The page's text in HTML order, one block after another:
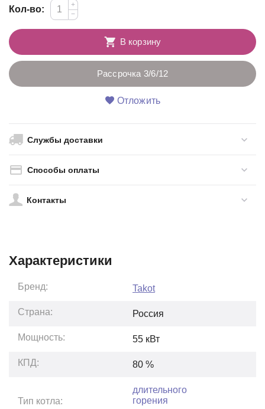
Кол-во:
+
−
В корзину
Рассрочка 3/6/12
Отложить
Службы доставки
Способы оплаты
Контакты
Характеристики
Бренд: Takot
Страна: Россия
Мощность: 55 кВт
КПД: 80 %
Тип котла:
длительного
горения